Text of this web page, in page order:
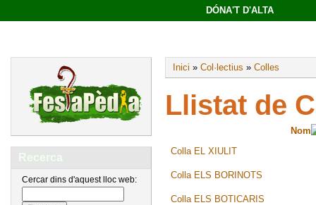
DÓNA'T D'ALTA
Recerca
Cercar dins d'aquest lloc web:
Inici » Col·lectius » Colles
Llistat de
Nom
Colla EL XIULIT
Colla ELS BORINOTS
Colla ELS BOTICARIS